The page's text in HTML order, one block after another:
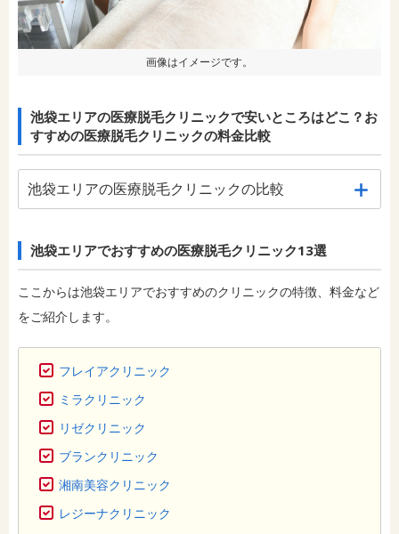
画像はイメージです。
池袋エリアの医療脱毛クリニックで安いところはどこ？お
すすめの医療脱毛クリニックの料金比較
池袋エリアの医療脱毛クリニックの比較
池袋エリアでおすすめの医療脱毛クリニック13選
ここからは池袋エリアでおすすめのクリニックの特徴、料金など
をご紹介します。
フレイアクリニック
ミラクリニック
リゼクリニック
ブランクリニック
湘南美容クリニック
レジーナクリニック